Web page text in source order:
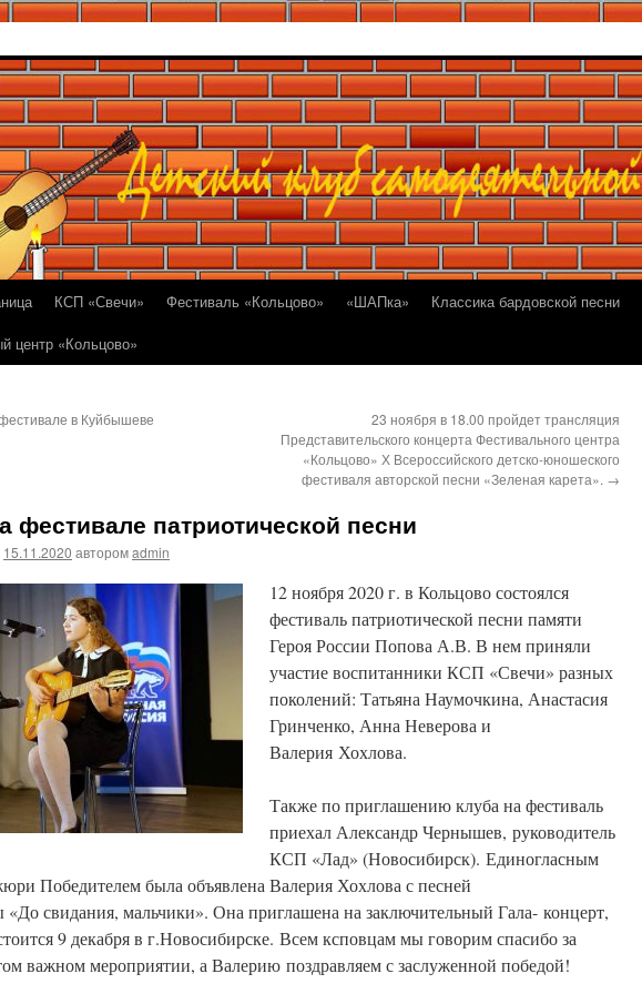
КСП «Свечи» Фестиваль «Кольцово» «ШАПка» Классика бардовской песни
центр «Кольцово»
в Куйбышеве
23 ноября в 18.00 пройдет трансляция
Представительского концерта Фестивального центра
«Кольцово» Х Всероссийского детско-юношеского
фестиваля авторской песни «Зеленая карета». →
фестивале патриотической песни
15.11.2020 авторомadmin
12 ноября 2020 г. в Кольцово состоялся
фестиваль патриотической песни памяти
Героя России Попова А.В. В нем приняли
участие воспитанники КСП «Свечи» разных
поколений: Татьяна Наумочкина, Анастасия
Гринченко, Анна Неверова и
Валерия Хохлова.
Также по приглашению клуба на фестиваль
приехал Александр Чернышев, руководитель
КСП «Лад» (Новосибирск). Единогласным
Победителем была объявлена Валерия Хохлова с песней
свидания, мальчики». Она приглашена на заключительный Гала- концерт,
9 декабря в г.Новосибирске. Всем ксповцам мы говорим спасибо за
важном мероприятии, а Валерию поздравляем с заслуженной победой!